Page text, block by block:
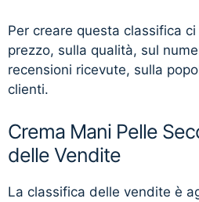
Per creare questa classifica
prezzo, sulla qualità, sul
recensioni ricevute, sulla
clienti.
Crema Mani Pelle
delle Vendite
La classifica delle vendite è